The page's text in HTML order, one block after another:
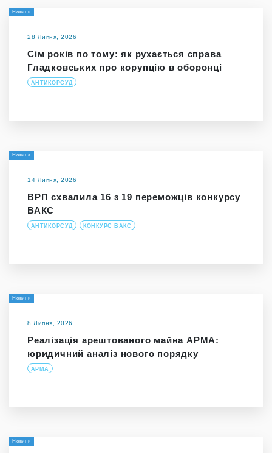
Новини
28 Липня, 2026
Сім років по тому: як рухається справа
Гладковських про корупцію в оборонці
АНТИКОРСУД
Новина
14 Липня, 2026
ВРП схвалила 16 з 19 переможців конкурсу
ВАКС
АНТИКОРСУД КОНКУРС ВАКС
Новини
8 Липня, 2026
Реалізація арештованого майна АРМА:
юридичний аналіз нового порядку
АРМА
Новини